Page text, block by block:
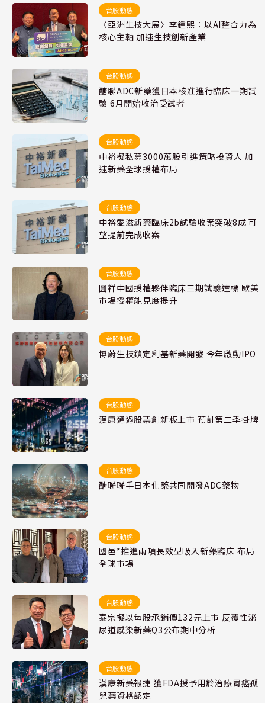
台股動態
〈亞洲生技大展〉李鍾熙：以AI整合力為
核心主軸 加速生技創新產業
台股動態
醣聯ADC新藥獲日本核准進行臨床一期試
驗 6月開始收治受試者
台股動態
中裕擬私募3000萬股引進策略投資人 加
速新藥全球授權布局
台股動態
中裕愛滋新藥臨床2b試驗收案突破8成 可
望提前完成收案
台股動態
圓祥中國授權夥伴臨床三期試驗達標 歐美
市場授權能見度提升
台股動態
博蔚生技鎖定利基新藥開發 今年啟動IPO
台股動態
漢康通過股票創新板上市 預計第二季掛牌
台股動態
醣聯聯手日本化藥共同開發ADC藥物
台股動態
國邑*推進兩項長效型吸入新藥臨床 布局
全球市場
台股動態
泰宗擬以每股承銷價132元上市 反覆性泌
尿道感染新藥Q3公布期中分析
台股動態
漢康新藥報捷 獲FDA授予用於治療胃癌孤
兒藥資格認定